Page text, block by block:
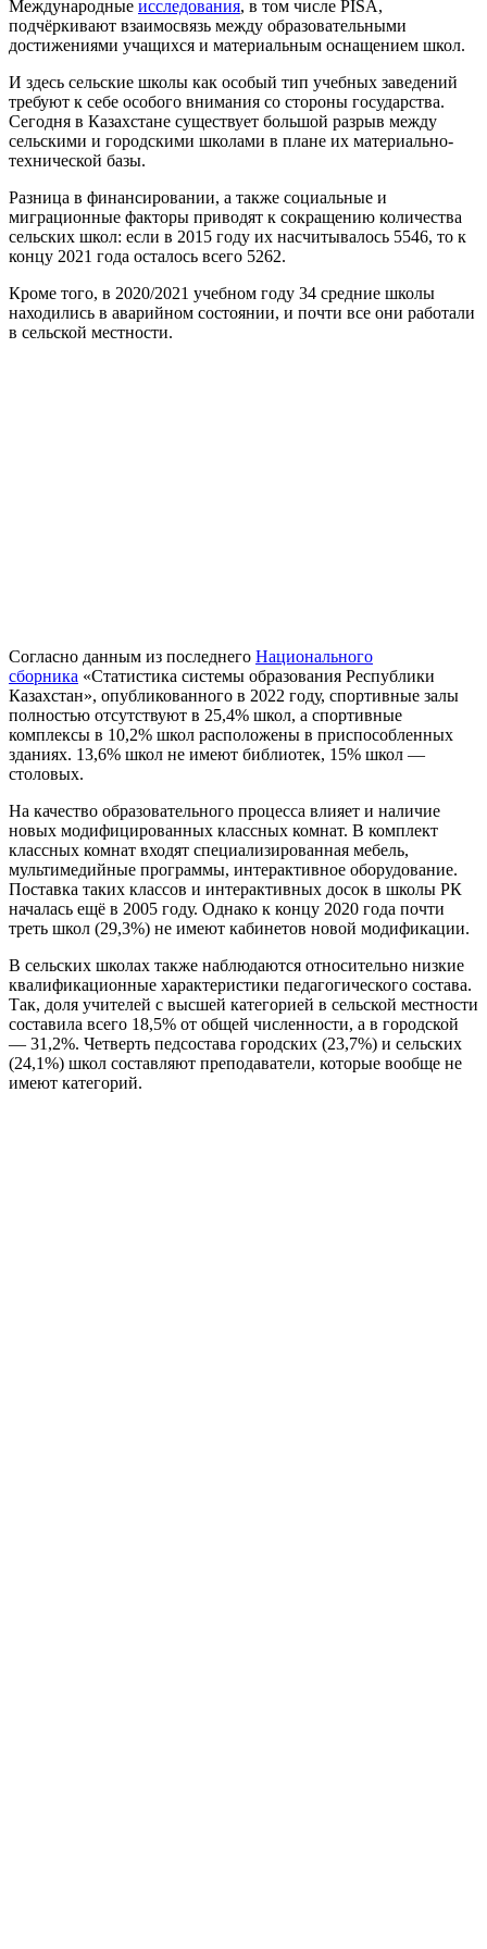
Международные исследования, в том числе PISA,
подчёркивают взаимосвязь между образовательными
достижениями учащихся и материальным оснащением школ.
И здесь сельские школы как особый тип учебных заведений
требуют к себе особого внимания со стороны государства.
Сегодня в Казахстане существует большой разрыв между
сельскими и городскими школами в плане их материально-
технической базы.
Разница в финансировании, а также социальные и
миграционные факторы приводят к сокращению количества
сельских школ: если в 2015 году их насчитывалось 5546, то к
концу 2021 года осталось всего 5262.
Кроме того, в 2020/2021 учебном году 34 средние школы
находились в аварийном состоянии, и почти все они работали
в сельской местности.
Согласно данным из последнего Национального
сборника «Статистика системы образования Республики
Казахстан», опубликованного в 2022 году, спортивные залы
полностью отсутствуют в 25,4% школ, а спортивные
комплексы в 10,2% школ расположены в приспособленных
зданиях. 13,6% школ не имеют библиотек, 15% школ —
столовых.
На качество образовательного процесса влияет и наличие
новых модифицированных классных комнат. В комплект
классных комнат входят специализированная мебель,
мультимедийные программы, интерактивное оборудование.
Поставка таких классов и интерактивных досок в школы РК
началась ещё в 2005 году. Однако к концу 2020 года почти
треть школ (29,3%) не имеют кабинетов новой модификации.
В сельских школах также наблюдаются относительно низкие
квалификационные характеристики педагогического состава.
Так, доля учителей с высшей категорией в сельской местности
составила всего 18,5% от общей численности, а в городской
— 31,2%. Четверть педсостава городских (23,7%) и сельских
(24,1%) школ составляют преподаватели, которые вообще не
имеют категорий.